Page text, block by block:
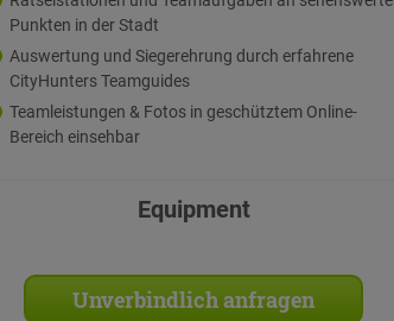
Punkten in der Stadt
Auswertung und Siegerehrung durch erfahrene
CityHunters Teamguides
Teamleistungen & Fotos in geschütztem Online-
Bereich einsehbar
Equipment
Unverbindlich anfragen